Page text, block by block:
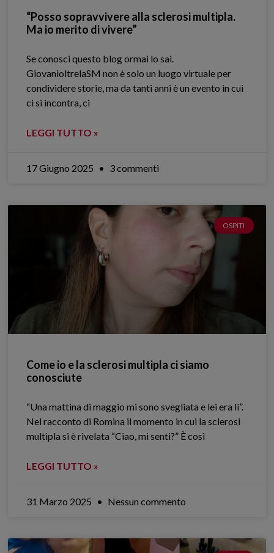
“Posso sopravvivere alla sclerosi multipla.
Ma io merito di vivere”
Se conosci questo blog ormai lo sai.
GiovanioltrelaSM non è solo un luogo virtuale per
condividere storie, ma da tanti anni è un evento in cui
ci si incontra, ci
LEGGI TUTTO »
17 Giugno 2025 3 commenti
OSPITI
Come io e la sclerosi multipla ci siamo
conosciute
“Una mattina di maggio mi sono svegliata e lei era lì”.
Nel racconto di Romina il momento in cui la sclerosi
multipla si è rivelata “Ciao, mi senti?” È così
LEGGI TUTTO »
31 Marzo 2025 Nessun commento